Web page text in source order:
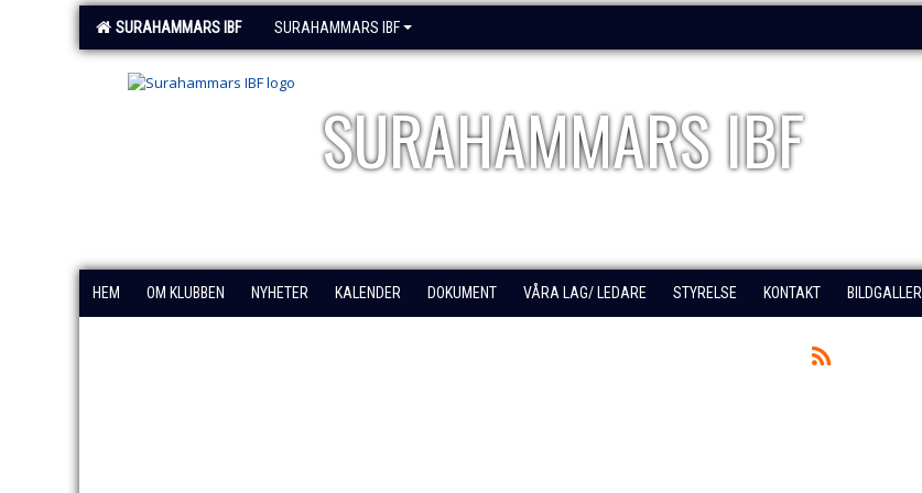
SURAHAMMARS IBF SURAHAMMARS IBF
SURAHAMMARS IBF
HEM OM KLUBBEN NYHETER KALENDER DOKUMENT VÅRA LAG/ LEDARE STYRELSE KONTAKT BILDGALLERI